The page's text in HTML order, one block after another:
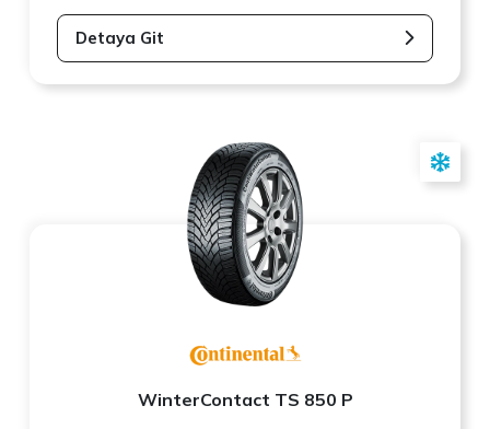
Detaya Git
WinterContact TS 850 P